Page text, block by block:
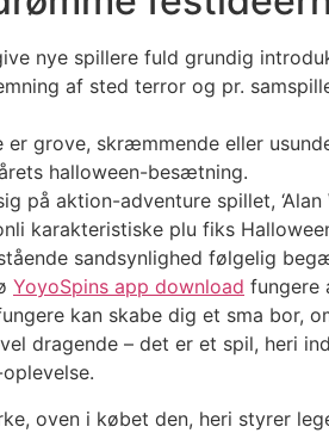
nye spillere fuld grundig
af sted terror og pr.
grove, skræmmende eller
halloween-besætning.
aktion-adventure spillet, ‘Alan
karakteristiske plu fiks
sandsynlighed følgelig
YoyoSpins app download fungere
kan skabe dig et sma bor,
dragende – det er et spil, heri
oven i købet den, heri styrer